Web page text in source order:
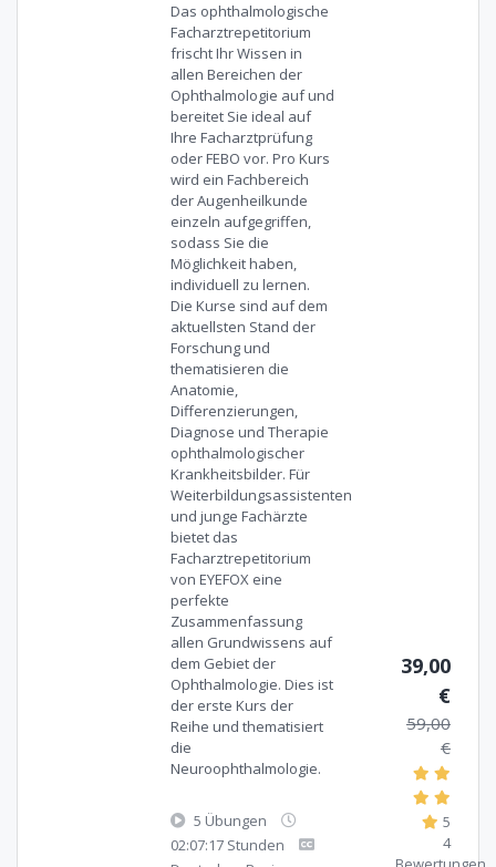
Das ophthalmologische
Facharztrepetitorium
frischt Ihr Wissen in
allen Bereichen der
Ophthalmologie auf und
bereitet Sie ideal auf
Ihre Facharztprüfung
oder FEBO vor. Pro Kurs
wird ein Fachbereich
der Augenheilkunde
einzeln aufgegriffen,
sodass Sie die
Möglichkeit haben,
individuell zu lernen.
Die Kurse sind auf dem
aktuellsten Stand der
Forschung und
thematisieren die
Anatomie,
Differenzierungen,
Diagnose und Therapie
ophthalmologischer
Krankheitsbilder. Für
Weiterbildungsassistenten
und junge Fachärzte
bietet das
Facharztrepetitorium
von EYEFOX eine
perfekte
Zusammenfassung
allen Grundwissens auf
dem Gebiet der
Ophthalmologie. Dies ist
der erste Kurs der
Reihe und thematisiert
die
Neuroophthalmologie.
5 Übungen
02:07:17 Stunden
39,00
€
59,00
€
5
4